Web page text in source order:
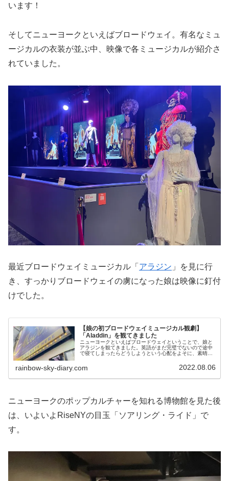
います！
そしてニューヨークといえばブロードウェイ。有名なミュ
ージカルの衣装が並ぶ中、映像で各ミュージカルが紹介さ
れていました。
最近ブロードウェイミュージカル「 アラジン 」を見に行
き、すっかりブロードウェイの虜になった娘は映像に釘付
けでした。
【娘の初ブロードウェイミュージカル観劇】
「Aladdin」を観てきました
ニューヨークといえばブロードウェイということで、娘と
アラジンを観てきました。英語がまだ完璧でないので途中
で寝てしまったらどうしようという心配をよそに、素晴ら
rainbow-sky-diary.com 2022.08.06
ニューヨークのポップカルチャーを知れる博物館を見た後
は、いよいよRiseNYの目玉「ソアリング・ライド」で
す。